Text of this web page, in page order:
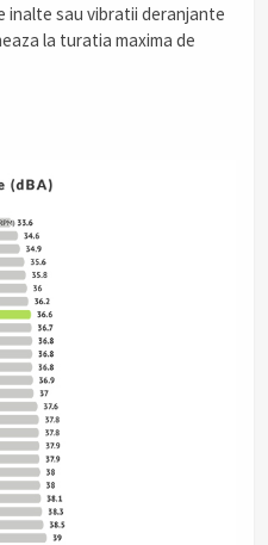
inalte sau vibratii deranjante
la turatia maxima de